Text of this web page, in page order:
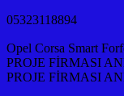
05323118894
Opel Corsa Smart
PROJE FİRMASI
PROJE FİRMASI